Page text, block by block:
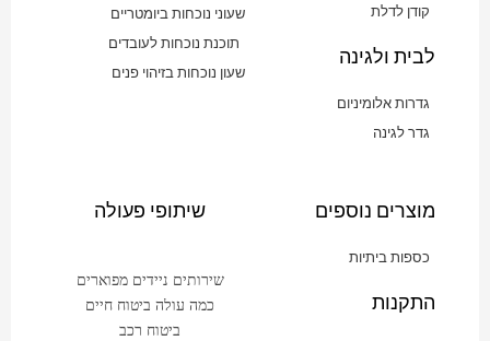
קודן לדלת
לבית ולגינה
גדרות אלומיניום
גדר לגינה
שעוני נוכחות ביומטריים
תוכנת נוכחות לעובדים
שעון נוכחות בזיהוי פנים
מוצרים נוספים
כספות ביתיות
התקנות
שיתופי פעולה
שירותים ניידים מפוארים
כמה עולה ביטוח חיים
ביטוח רכב